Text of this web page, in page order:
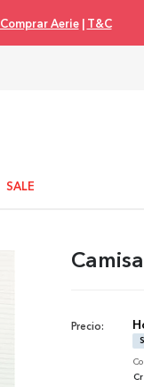
Comprar Aerie| T&C
SALE
Precio: